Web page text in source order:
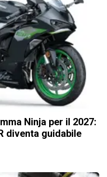
Ninja per il 2027:
diventa guidabile